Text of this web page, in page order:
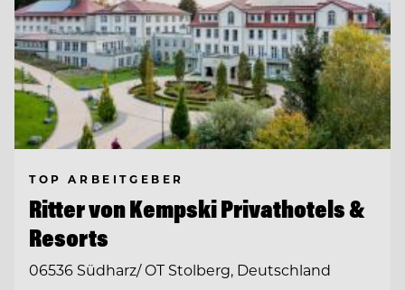
TOP ARBEITGEBER
Ritter von Kempski Privathotels &
Resorts
06536 Südharz/ OT Stolberg, Deutschland